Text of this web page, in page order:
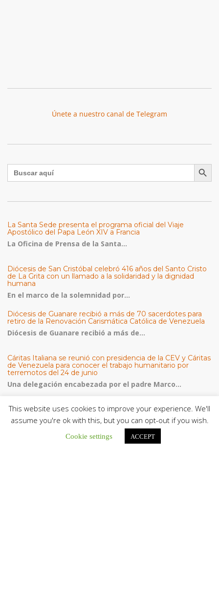
Únete a nuestro canal de Telegram
Buscar: Botón de
La Santa Sede presenta el programa oficial del Viaje
Apostólico del Papa León XIV a Francia
La Oficina de Prensa de la Santa...
Diócesis de San Cristóbal celebró 416 años del Santo Cristo
de La Grita con un llamado a la solidaridad y la dignidad
humana
En el marco de la solemnidad por...
Diócesis de Guanare recibió a más de 70 sacerdotes para
retiro de la Renovación Carismática Católica de Venezuela
Diócesis de Guanare recibió a más de...
Cáritas Italiana se reunió con presidencia de la CEV y Cáritas
de Venezuela para conocer el trabajo humanitario por
terremotos del 24 de junio
Una delegación encabezada por el padre Marco...
Maestros Voluntarios del Proyecto «Talita Kum»
Con una masiva participación que superó los...
This website uses cookies to improve your experience. We'll
assume you're ok with this, but you can opt-out if you wish.
Cookie settings ACCEPT